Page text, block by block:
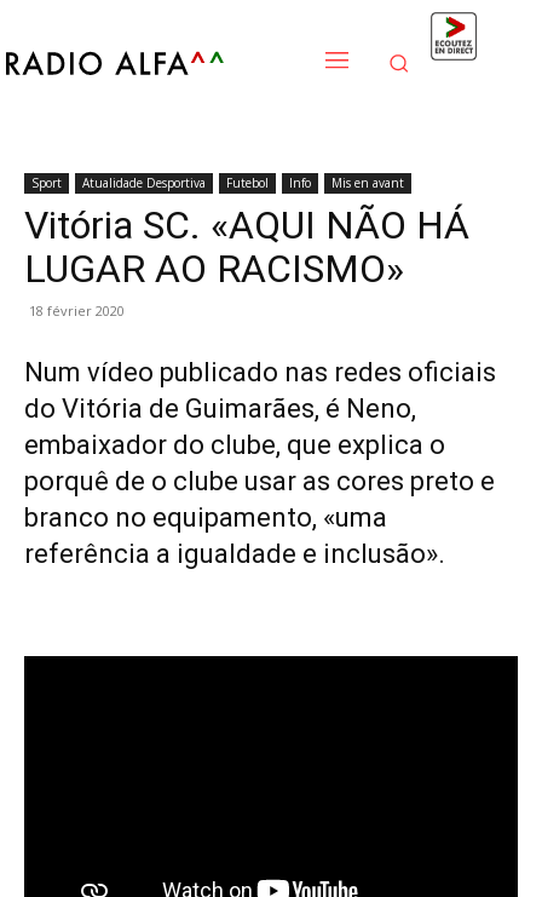
Sport Atualidade Desportiva Futebol Info Mis en avant
Vitória SC. «AQUI NÃO HÁ
LUGAR AO RACISMO»
18 février 2020
Num vídeo publicado nas redes oficiais
do Vitória de Guimarães, é Neno,
embaixador do clube, que explica o
porquê de o clube usar as cores preto e
branco no equipamento, «uma
referência a igualdade e inclusão».